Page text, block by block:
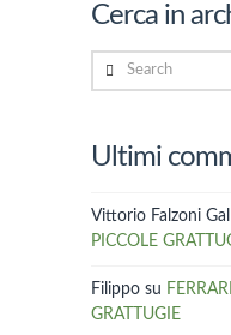
Cerca in
Search
Ultimi
Vittorio Falzoni
PICCOLE
Filippo su
GRATTUGIE